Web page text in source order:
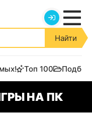
Найти
Топ 100
НА ПК